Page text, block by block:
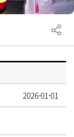
2026-01-01